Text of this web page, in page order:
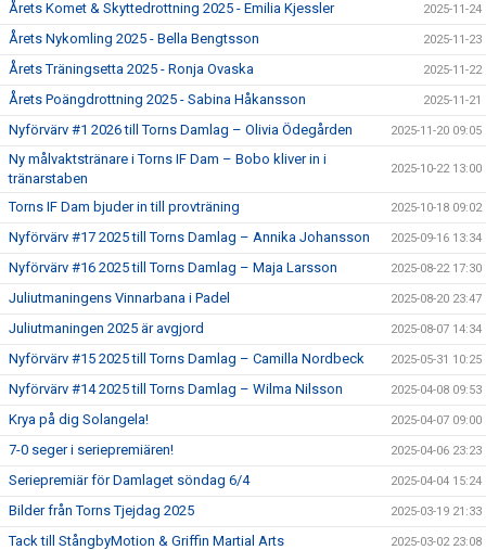
Årets Komet & Skyttedrottning 2025 - Emilia Kjessler 2025-11-24
Årets Nykomling 2025 - Bella Bengtsson 2025-11-23
Årets Träningsetta 2025 - Ronja Ovaska 2025-11-22
Årets Poängdrottning 2025 - Sabina Håkansson 2025-11-21
Nyförvärv #1 2026 till Torns Damlag – Olivia Ödegården 2025-11-20 09:05
Ny målvaktstränare i Torns IF Dam – Bobo kliver in i
tränarstaben
2025-10-22 13:00
Torns IF Dam bjuder in till provträning 2025-10-18 09:02
Nyförvärv #17 2025 till Torns Damlag – Annika Johansson 2025-09-16 13:34
Nyförvärv #16 2025 till Torns Damlag – Maja Larsson 2025-08-22 17:30
Juliutmaningens Vinnarbana i Padel 2025-08-20 23:47
Juliutmaningen 2025 är avgjord 2025-08-07 14:34
Nyförvärv #15 2025 till Torns Damlag – Camilla Nordbeck 2025-05-31 10:25
Nyförvärv #14 2025 till Torns Damlag – Wilma Nilsson 2025-04-08 09:53
Krya på dig Solangela! 2025-04-07 09:00
7-0 seger i seriepremiären! 2025-04-06 23:23
Seriepremiär för Damlaget söndag 6/4 2025-04-04 15:24
Bilder från Torns Tjejdag 2025 2025-03-19 21:33
Tack till StångbyMotion & Griffin Martial Arts 2025-03-02 23:08